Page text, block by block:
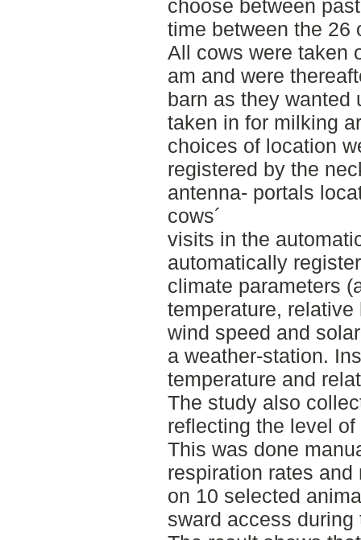
choose between
time between the 26
All cows were taken
am and were
barn as they wanted
taken in for milking
choices of location
registered by the
antenna- portals
cows´
visits in the
automatically
climate parameters
temperature,
wind speed and
a weather-station.
temperature and
The study also
reflecting the level
This was done
respiration rates
on 10 selected
sward access